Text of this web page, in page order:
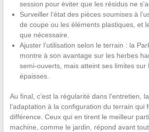
session pour éviter que les résidus ne
Surveiller l’état des pièces soumises à
de coupe ou les éléments plastiques, et
que nécessaire.
Ajuster l’utilisation selon le terrain : la
montre à son avantage sur les herbes
semi-ouverts, mais atteint ses limites sur
épaisses.
Au final, c’est la régularité dans l’entretien,
l’adaptation à la configuration du terrain qui
différence. Ceux qui en tirent le meilleur
machine, comme le jardin, répond avant tout